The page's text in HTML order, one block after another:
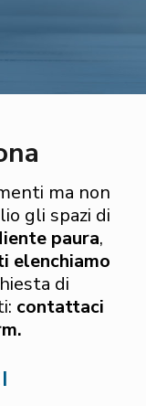
ma non
gli spazi di
paura,
elenchiamo
di
contattaci